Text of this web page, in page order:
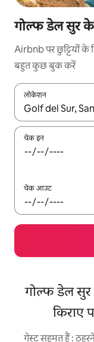
गोल्फ डेल सुर
Airbnb पर छुट्टियों
बहुत कुछ बुक करें
लोकेशन
नतीजों के उपलब्ध
चेक इन
चेक आउट
गोल्फ डेल सुर
किराए
गेस्ट सहमत हैं :